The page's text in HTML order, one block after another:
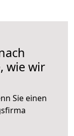
wie wir
Sie einen